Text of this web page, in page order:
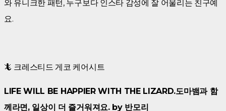
와 유니크한 패턴, 누구보다 인스타 감성에 잘 어울리는 친구예
요.
🦎 크레스티드 게코 케어시트
LIFE WILL BE HAPPIER WITH THE LIZARD.도마뱀과 함
께라면, 일상이 더 즐거워져요. by 반모리